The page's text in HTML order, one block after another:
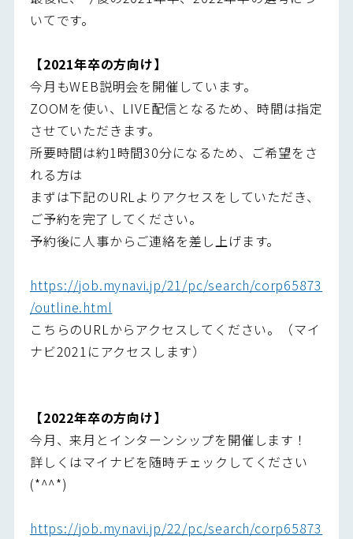
いてです。
【2021年卒の方向け】
今月もWEB説明会を開催しています。
ZOOMを使い、LIVE配信となるため、時間は指定
させていただきます。
所要時間は約1時間30分になるため、ご希望をさ
れる方は
まずは下記のURLよりアクセスをしていただき、
ご予約を完了してください。
予約後に人事からご連絡を差し上げます。
https://job.mynavi.jp/21/pc/search/corp65873
/outline.html
こちらのURLからアクセスしてください。（マイ
ナビ2021にアクセスします）
【2022年卒の方向け】
今月、来月とインターンシップを開催します！
詳しくはマイナビを随時チェックしてください
(*^^*)
https://job.mynavi.jp/22/pc/search/corp65873